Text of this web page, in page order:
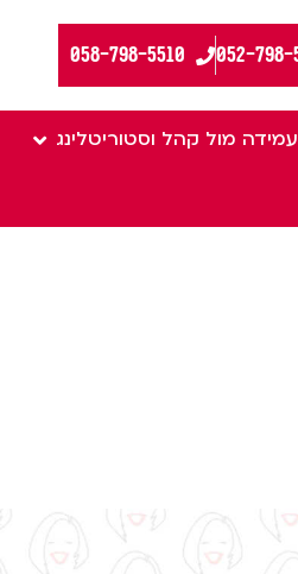
058-798-5510
עמידה מול קהל וסטוריטלינג